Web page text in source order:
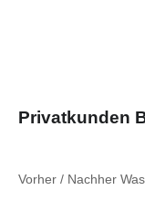
Privatkunden
Vorher / Nachher